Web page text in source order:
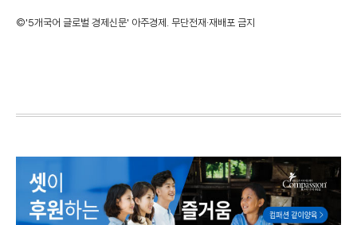
©'5개국어 글로벌 경제신문' 아주경제. 무단전재·재배포 금지